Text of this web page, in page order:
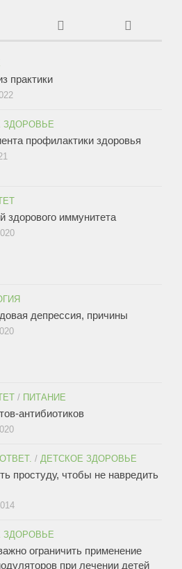
практики
ЗДОРОВЬЕ
профилактики здоровья
здорового иммунитета
депрессия, причины
/ ПИТАНИЕ
антибиотиков
/ ДЕТСКОЕ ЗДОРОВЬЕ
простуду, чтобы не навредить
ЗДОРОВЬЕ
ограничить применение
при лечении детей